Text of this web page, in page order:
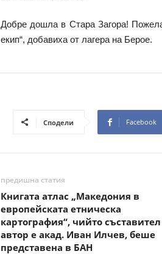
Добре дошла в Стара Загора!
екип“, добавиха от лагера на Берое.
Сподели Facebook
предишна статия
Книгата атлас „Македония в
европейската етническа
картография“, чийто
автор е акад. Иван Илчев, беше
представена в БАН